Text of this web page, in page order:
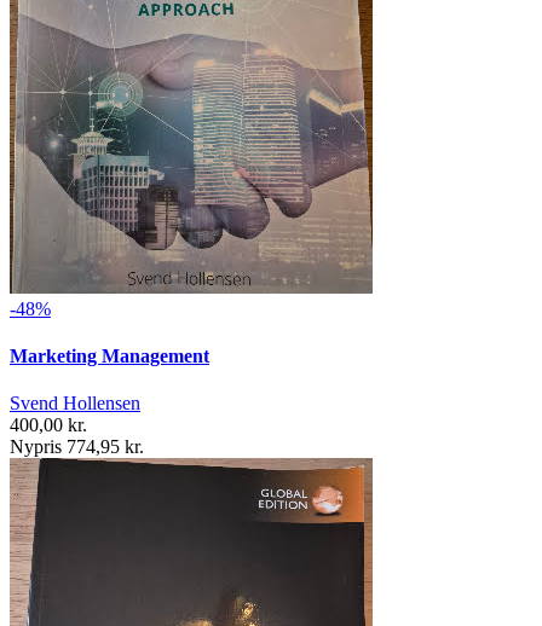
-48%
Marketing Management
Svend Hollensen
400,00 kr.
Nypris 774,95 kr.